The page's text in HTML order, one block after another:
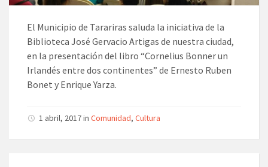
El Municipio de Tarariras saluda la iniciativa de la
Biblioteca José Gervacio Artigas de nuestra ciudad,
en la presentación del libro “Cornelius Bonner un
Irlandés entre dos continentes” de Ernesto Ruben
Bonet y Enrique Yarza.
1 abril, 2017 in Comunidad, Cultura